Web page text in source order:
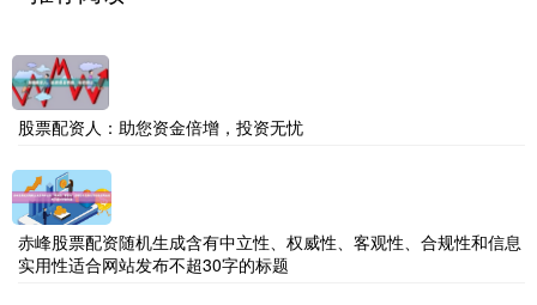
股票配资人：助您资金倍增，投资无忧
赤峰股票配资随机生成含有中立性、权威性、客观性、合规性和信息
实用性适合网站发布不超30字的标题